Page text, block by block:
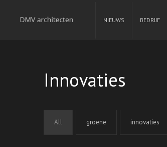
NIEUWS BEDRIJF
Innovaties
All groene innovaties